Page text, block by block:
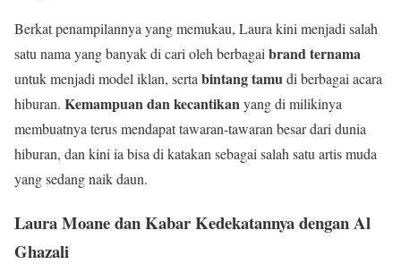
Berkat penampilannya yang memukau, Laura kini menjadi salah
satu nama yang banyak di cari oleh berbagai brand ternama
untuk menjadi model iklan, serta bintang tamudi berbagai acara
hiburan. Kemampuan dan kecantikanyang di milikinya
membuatnya terus mendapat tawaran-tawaran besar dari dunia
hiburan, dan kini ia bisa di katakan sebagai salah satu artis muda
yang sedang naik daun.
Laura Moane dan Kabar Kedekatannya dengan Al
Ghazali